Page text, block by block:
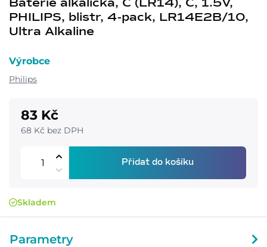
Baterie alkalická, C (LR14), C, 1.5V,
PHILIPS, blistr, 4-pack, LR14E2B/10,
Ultra Alkaline
Výrobce
Philips
83 Kč
68 Kč bez DPH
Přidat do košíku
Skladem
Parametry